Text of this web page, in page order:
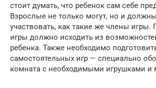
стоит думать, что ребенок сам себе
Взрослые не только могут, но и
участвовать, как такие же члены игры.
игры должно исходить из
ребенка. Также необходимо
самостоятельных игр — специально
комната с необходимыми игрушками и